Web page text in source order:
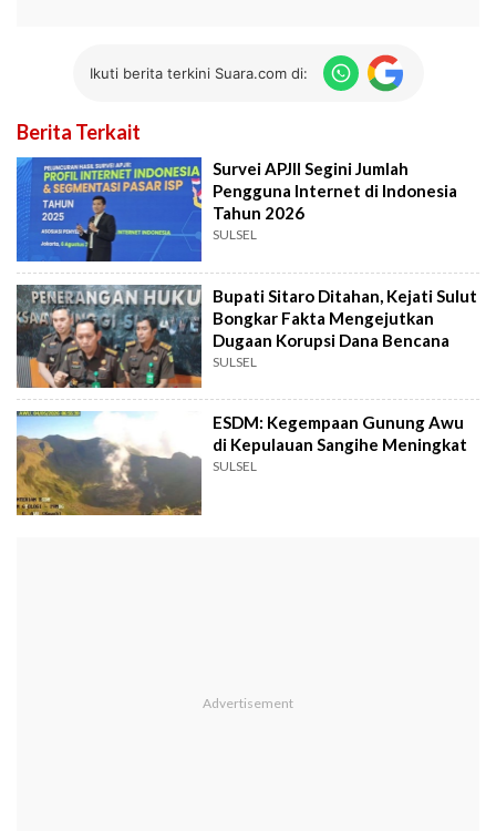
Ikuti berita terkini Suara.com di:
Berita Terkait
Survei APJII Segini Jumlah
Pengguna Internet di Indonesia
Tahun 2026
SULSEL
Bupati Sitaro Ditahan, Kejati Sulut
Bongkar Fakta Mengejutkan
Dugaan Korupsi Dana Bencana
SULSEL
ESDM: Kegempaan Gunung Awu
di Kepulauan Sangihe Meningkat
SULSEL